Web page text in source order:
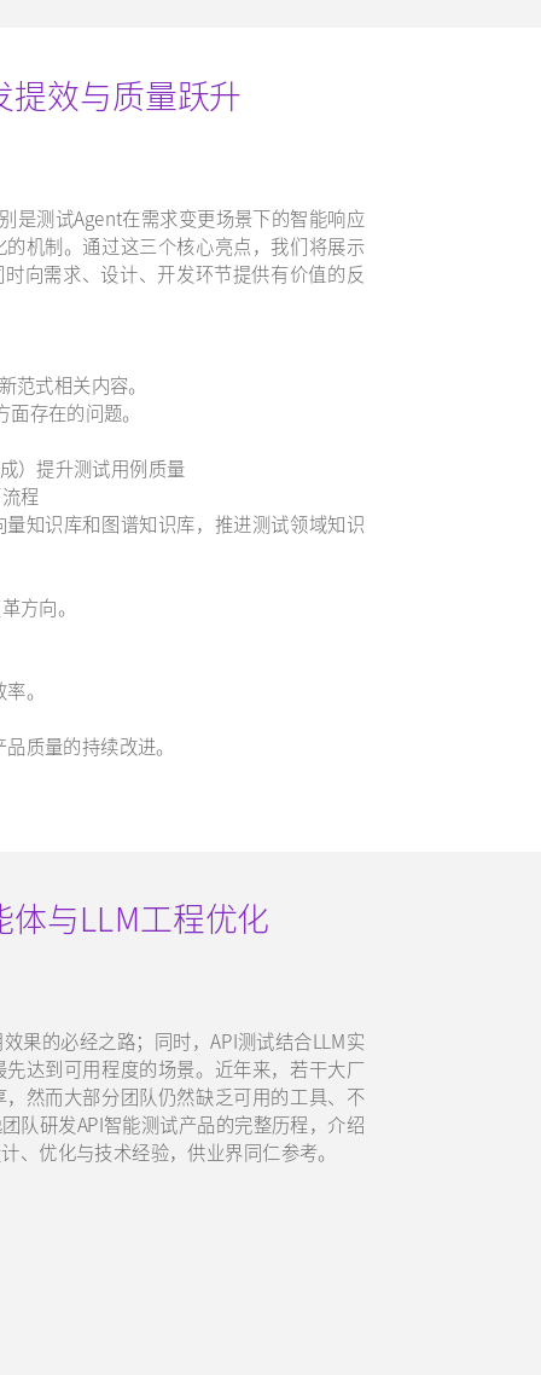
提效与质量跃升
是测试Agent在需求变更场景下的智能响应
机制。通过这三个核心亮点，我们将展示
向需求、设计、开发环节提供有价值的反
范式相关内容。
存在的问题。
）提升测试用例质量
程
知识库和图谱知识库，推进测试领域知识
方向。
。
质量的持续改进。
与LLM工程优化
果的必经之路；同时，API测试结合LLM实
达到可用程度的场景。近年来，若干大厂
然而大部分团队仍然缺乏可用的工具、不
队研发API智能测试产品的完整历程，介绍
、优化与技术经验，供业界同仁参考。